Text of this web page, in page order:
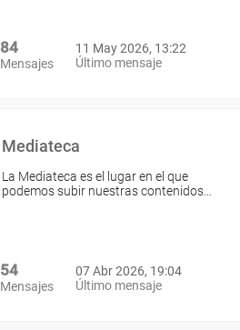
84
Mensajes
11 May 2026, 13:22
Último mensaje
Mediateca
La Mediateca es el lugar en el que
podemos subir nuestras contenidos…
54
Mensajes
07 Abr 2026, 19:04
Último mensaje